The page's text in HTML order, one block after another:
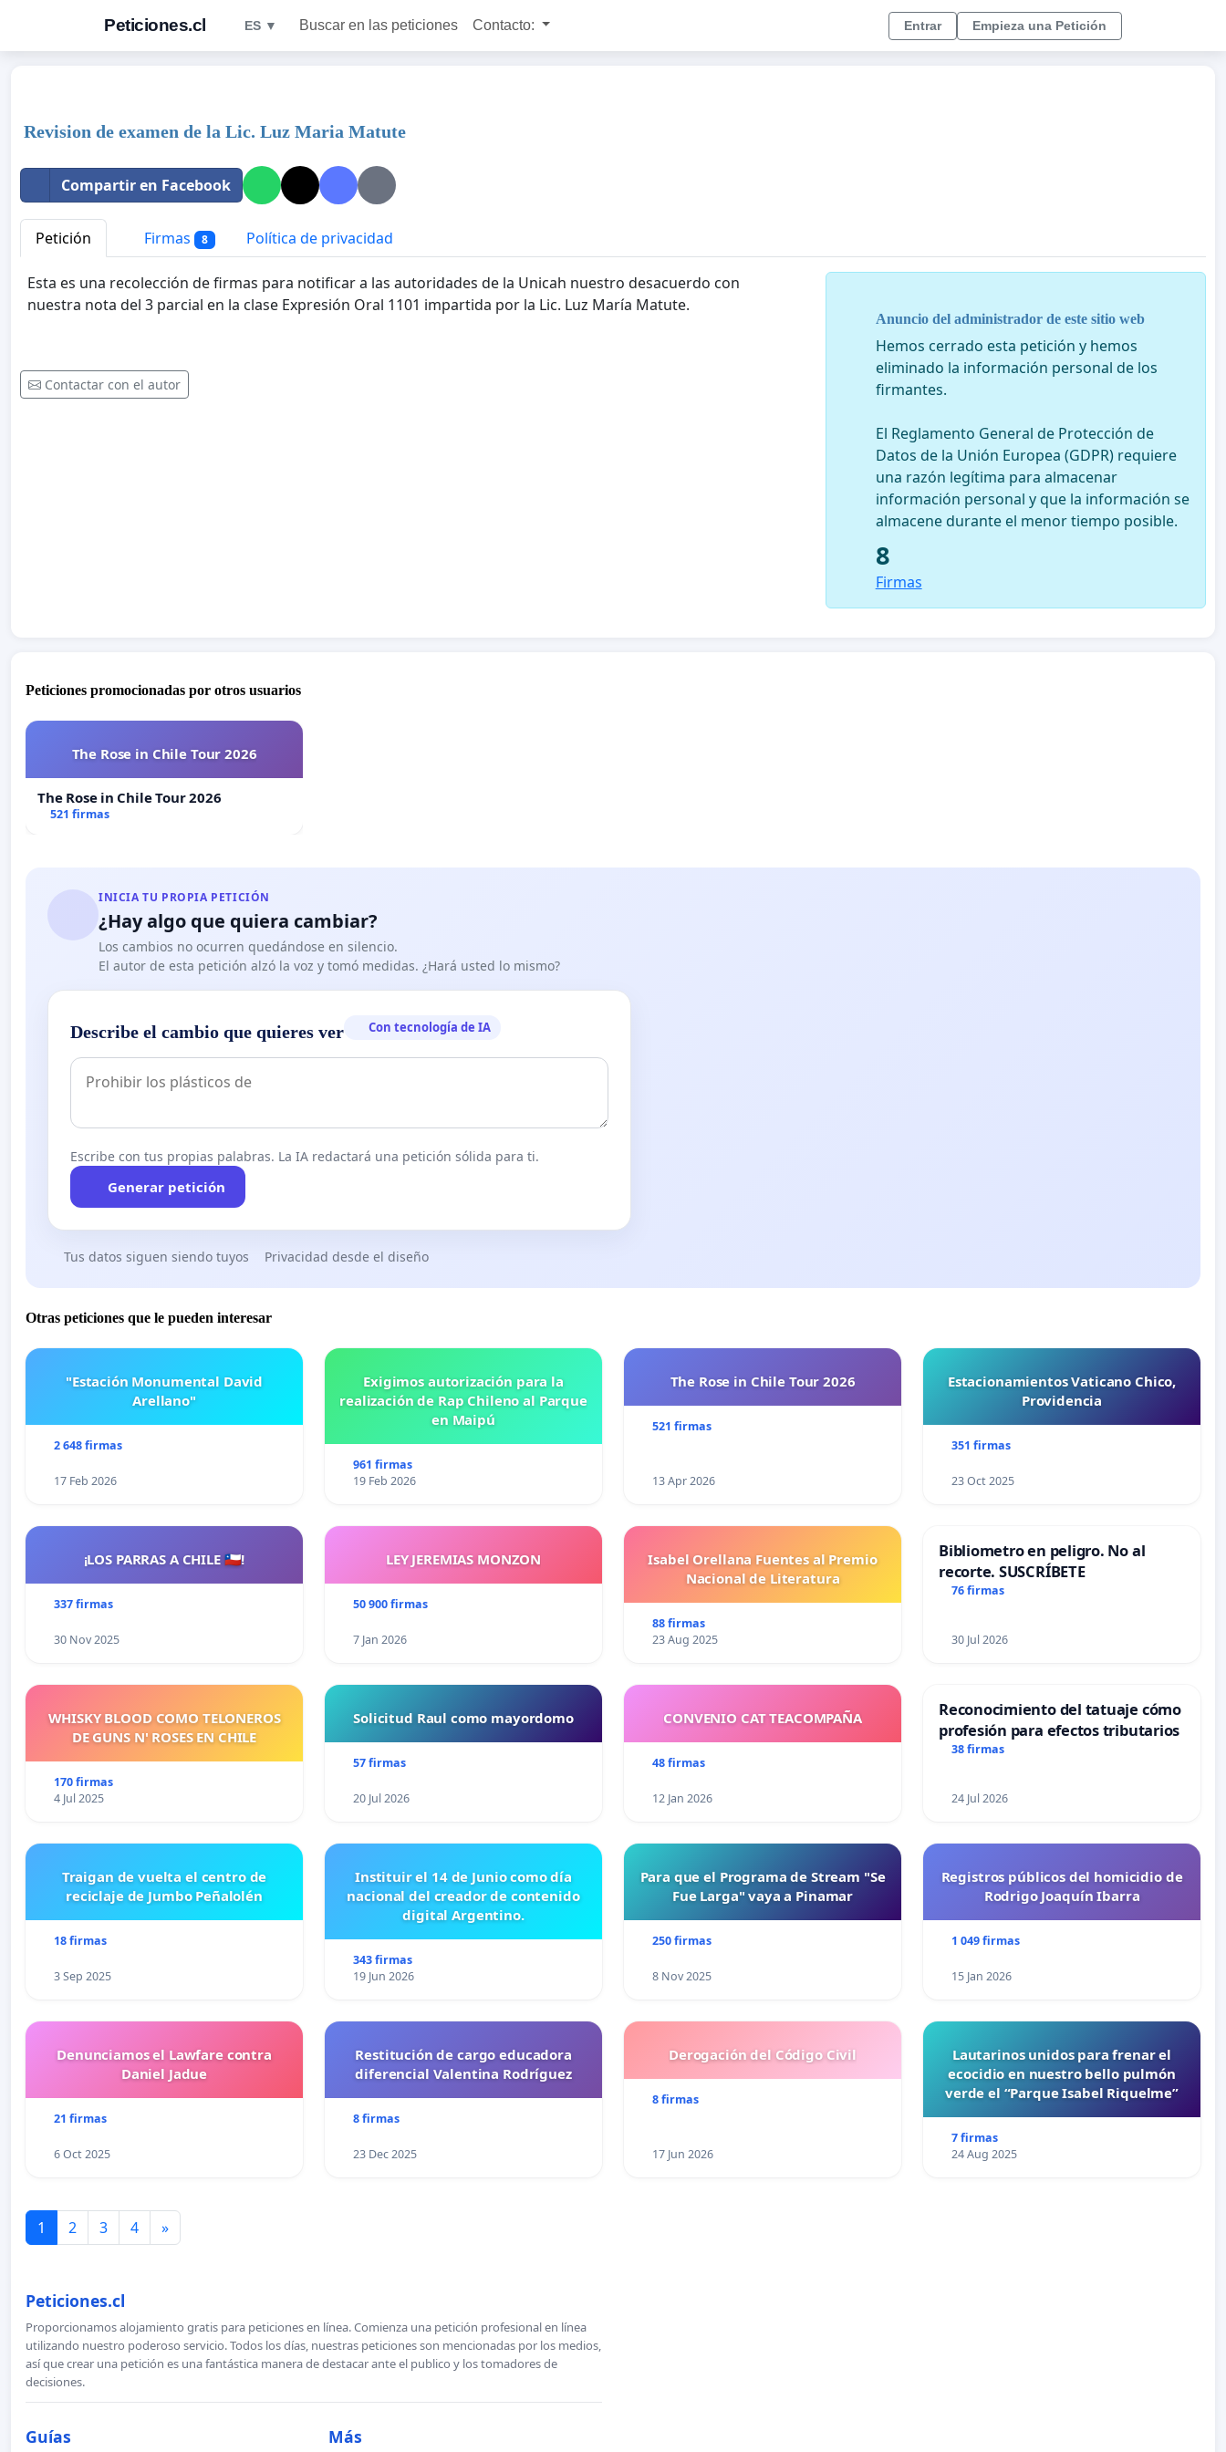
Peticiones.cl ES ▼ Buscar en las peticiones Contacto: Entrar Empieza una Petición
Revision de examen de la Lic. Luz Maria Matute
Compartir en Facebook
Petición Firmas 8 Política de privacidad
Esta es una recolección de firmas para notificar a las autoridades de la Unicah nuestro desacuerdo con
nuestra nota del 3 parcial en la clase Expresión Oral 1101 impartida por la Lic. Luz María Matute.
Contactar con el autor
Anuncio del administrador de este sitio web
Hemos cerrado esta petición y hemos
eliminado la información personal de los
firmantes.
El Reglamento General de Protección de
Datos de la Unión Europea (GDPR) requiere
una razón legítima para almacenar
información personal y que la información se
almacene durante el menor tiempo posible.
8
Firmas
Peticiones promocionadas por otros usuarios
The Rose in Chile Tour 2026
The Rose in Chile Tour 2026
521 firmas
INICIA TU PROPIA PETICIÓN
¿Hay algo que quiera cambiar?
Los cambios no ocurren quedándose en silencio.
El autor de esta petición alzó la voz y tomó medidas. ¿Hará usted lo mismo?
Describe el cambio que quieres ver Con tecnología de IA
Escribe con tus propias palabras. La IA redactará una petición sólida para ti.
Generar petición
Tus datos siguen siendo tuyos Privacidad desde el diseño
Otras peticiones que le pueden interesar
"Estación Monumental David
Arellano"
2 648 firmas
17 Feb 2026
Exigimos autorización para la
realización de Rap Chileno al Parque
en Maipú
961 firmas
19 Feb 2026
The Rose in Chile Tour 2026
521 firmas
13 Apr 2026
Estacionamientos Vaticano Chico,
Providencia
351 firmas
23 Oct 2025
¡LOS PARRAS A CHILE 🇨🇱!
337 firmas
30 Nov 2025
LEY JEREMIAS MONZON
50 900 firmas
7 Jan 2026
Isabel Orellana Fuentes al Premio
Nacional de Literatura
88 firmas
23 Aug 2025
Bibliometro en peligro. No al
recorte. SUSCRÍBETE
76 firmas
30 Jul 2026
WHISKY BLOOD COMO TELONEROS
DE GUNS N' ROSES EN CHILE
170 firmas
4 Jul 2025
Solicitud Raul como mayordomo
57 firmas
20 Jul 2026
CONVENIO CAT TEACOMPAÑA
48 firmas
12 Jan 2026
Reconocimiento del tatuaje cómo
profesión para efectos tributarios
38 firmas
24 Jul 2026
Traigan de vuelta el centro de
reciclaje de Jumbo Peñalolén
18 firmas
3 Sep 2025
Instituir el 14 de Junio como día
nacional del creador de contenido
digital Argentino.
343 firmas
19 Jun 2026
Para que el Programa de Stream "Se
Fue Larga" vaya a Pinamar
250 firmas
8 Nov 2025
Registros públicos del homicidio de
Rodrigo Joaquín Ibarra
1 049 firmas
15 Jan 2026
Denunciamos el Lawfare contra
Daniel Jadue
21 firmas
6 Oct 2025
Restitución de cargo educadora
diferencial Valentina Rodríguez
8 firmas
23 Dec 2025
Derogación del Código Civil
8 firmas
17 Jun 2026
Lautarinos unidos para frenar el
ecocidio en nuestro bello pulmón
verde el “Parque Isabel Riquelme”
7 firmas
24 Aug 2025
1 2 3 4 »
Peticiones.cl
Proporcionamos alojamiento gratis para peticiones en línea. Comienza una petición profesional en línea
utilizando nuestro poderoso servicio. Todos los días, nuestras peticiones son mencionadas por los medios,
así que crear una petición es una fantástica manera de destacar ante el publico y los tomadores de
decisiones.
Guías Más